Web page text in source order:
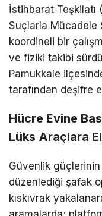
İstihbarat Teşkilatı
Suçlarla Mücadele
koordineli bir
ve fiziki takibi
Pamukkale
tarafından deşifre
Hücre Evine
Lüks Araçlara
Güvenlik güçlerinin
düzenlediği şafak
kıskıvrak